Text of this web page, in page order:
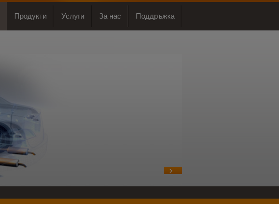
Продукти Услуги За нас Поддръжка